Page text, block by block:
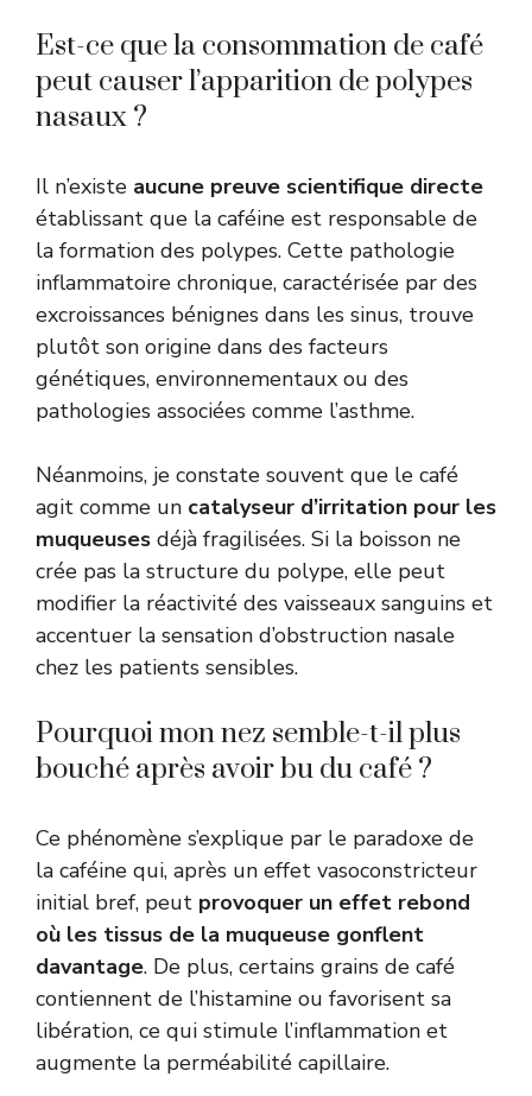
Est-ce que la consommation de café
peut causer l’apparition de polypes
nasaux ?
Il n’existe aucune preuve scientifique directe
établissant que la caféine est responsable de
la formation des polypes. Cette pathologie
inflammatoire chronique, caractérisée par des
excroissances bénignes dans les sinus, trouve
plutôt son origine dans des facteurs
génétiques, environnementaux ou des
pathologies associées comme l’asthme.
Néanmoins, je constate souvent que le café
agit comme un catalyseur d’irritation pour les
muqueuses déjà fragilisées. Si la boisson ne
crée pas la structure du polype, elle peut
modifier la réactivité des vaisseaux sanguins et
accentuer la sensation d’obstruction nasale
chez les patients sensibles.
Pourquoi mon nez semble-t-il plus
bouché après avoir bu du café ?
Ce phénomène s’explique par le paradoxe de
la caféine qui, après un effet vasoconstricteur
initial bref, peut provoquer un effet rebond
où les tissus de la muqueuse gonflent
davantage. De plus, certains grains de café
contiennent de l’histamine ou favorisent sa
libération, ce qui stimule l’inflammation et
augmente la perméabilité capillaire.